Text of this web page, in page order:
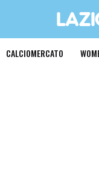
CALCIOMERCATO